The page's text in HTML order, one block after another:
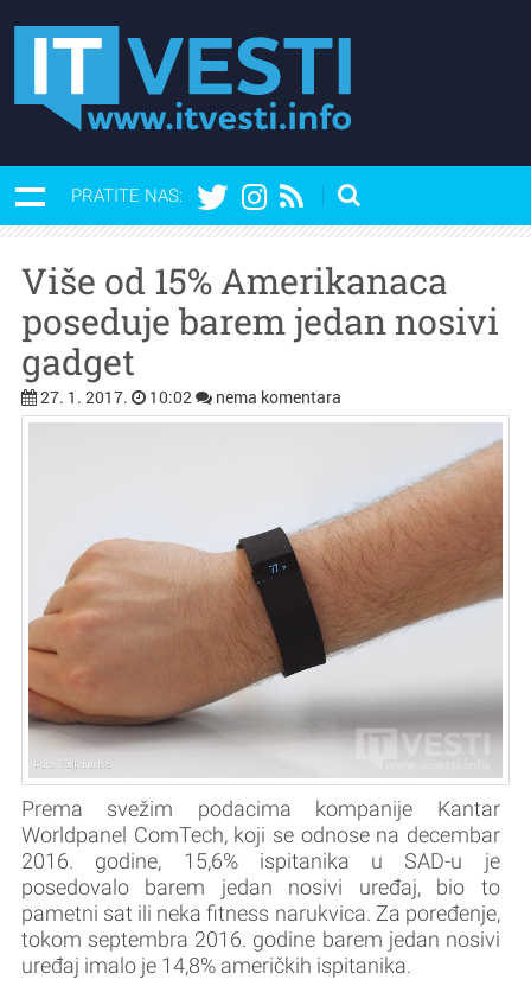
PRATITE NAS:
Više od 15% Amerikanaca
poseduje barem jedan nosivi
gadget
27. 1. 2017. 10:02 nema komentara
Prema svežim podacima kompanije Kantar
Worldpanel ComTech, koji se odnose na decembar
2016. godine, 15,6% ispitanika u SAD-u je
posedovalo barem jedan nosivi uređaj, bio to
pametni sat ili neka fitness narukvica. Za poređenje,
tokom septembra 2016. godine barem jedan nosivi
uređaj imalo je 14,8% američkih ispitanika.